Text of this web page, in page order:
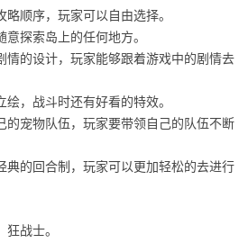
顺序，玩家可以自由选择。
探索岛上的任何地方。
情的设计，玩家能够跟着游戏中的剧情去
，战斗时还有好看的特效。
的宠物队伍，玩家要带领自己的队伍不断
典的回合制，玩家可以更加轻松的去进行
战士。